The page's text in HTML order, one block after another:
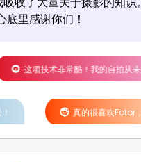
里感谢你们！
我的自拍从未如此出色。
很喜欢Fotor，希望这会继续。